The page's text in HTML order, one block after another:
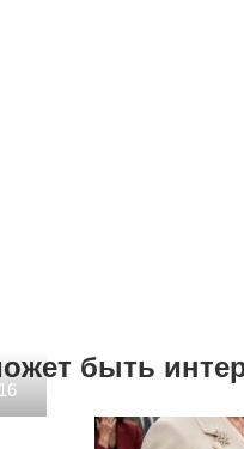
быть
16